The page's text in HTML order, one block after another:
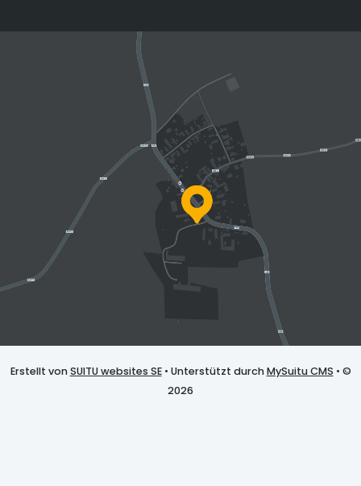
Erstellt vonSUITU websites SE• Unterstützt durchMySuitu CMS • ©
2026